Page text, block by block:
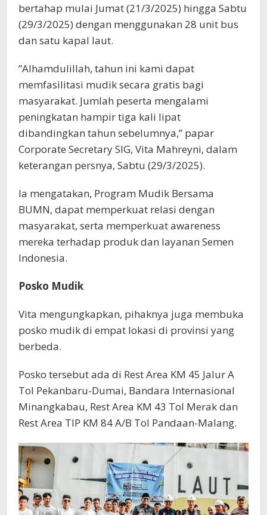
bertahap mulai Jumat (21/3/2025) hingga Sabtu
(29/3/2025) dengan menggunakan 28 unit bus
dan satu kapal laut.
”Alhamdulillah, tahun ini kami dapat
memfasilitasi mudik secara gratis bagi
masyarakat. Jumlah peserta mengalami
peningkatan hampir tiga kali lipat
dibandingkan tahun sebelumnya,” papar
Corporate Secretary SIG, Vita Mahreyni, dalam
keterangan persnya, Sabtu (29/3/2025).
Ia mengatakan, Program Mudik Bersama
BUMN, dapat memperkuat relasi dengan
masyarakat, serta memperkuat awareness
mereka terhadap produk dan layanan Semen
Indonesia.
Posko Mudik
Vita mengungkapkan, pihaknya juga membuka
posko mudik di empat lokasi di provinsi yang
berbeda.
Posko tersebut ada di Rest Area KM 45 Jalur A
Tol Pekanbaru-Dumai, Bandara Internasional
Minangkabau, Rest Area KM 43 Tol Merak dan
Rest Area TIP KM 84 A/B Tol Pandaan-Malang.